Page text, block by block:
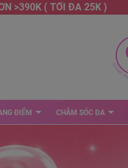
( TỐI ĐA 25K )
ĐIỂM CHĂM SÓC DA